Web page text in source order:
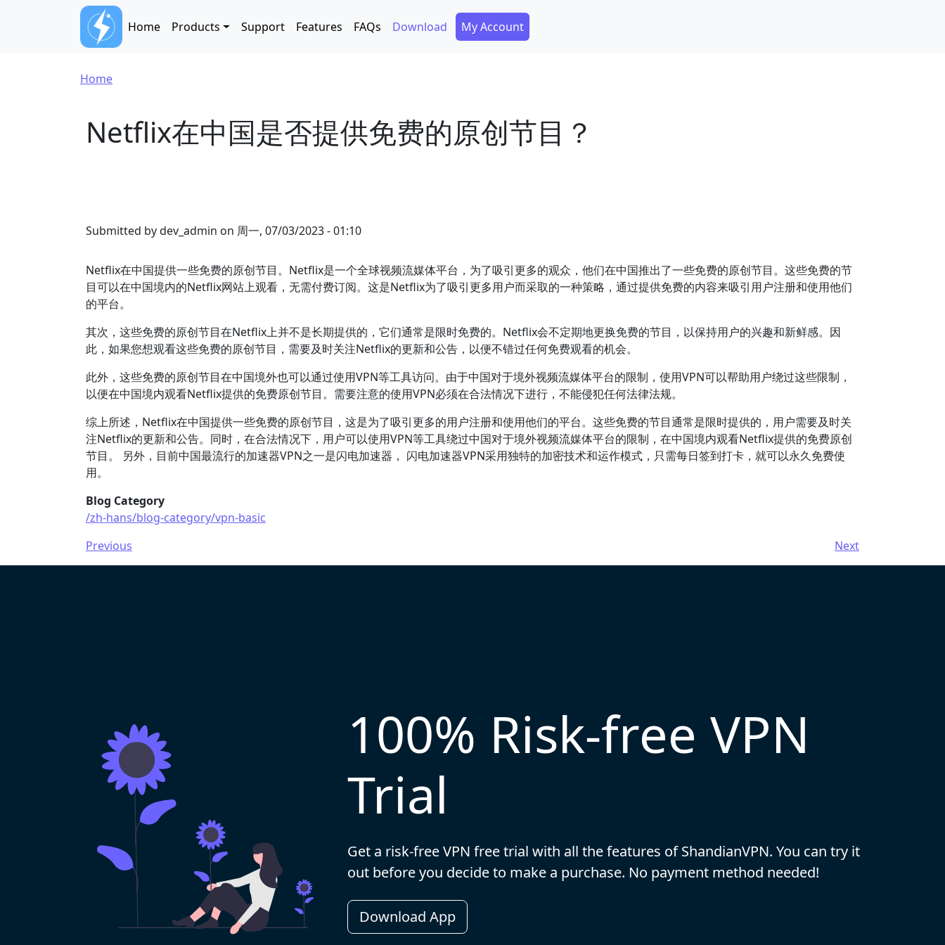
Skip to main content
Main navigation
Home Products Support Features FAQs Download Secondary Menu
My Account
Breadcrumb
Home
Netflix在中国是否提供免费的原创节目？
Submitted bydev_admin on 周一, 07/03/2023 - 01:10
Netflix在中国提供一些免费的原创节目。Netflix是一个全球视频流媒体平台，为了吸引更多的观众，他们在中国推出了一些免费的原创节目。这些免费的节
目可以在中国境内的Netflix网站上观看，无需付费订阅。这是Netflix为了吸引更多用户而采取的一种策略，通过提供免费的内容来吸引用户注册和使用他们
的平台。
其次，这些免费的原创节目在Netflix上并不是长期提供的，它们通常是限时免费的。Netflix会不定期地更换免费的节目，以保持用户的兴趣和新鲜感。因
此，如果您想观看这些免费的原创节目，需要及时关注Netflix的更新和公告，以便不错过任何免费观看的机会。
此外，这些免费的原创节目在中国境外也可以通过使用VPN等工具访问。由于中国对于境外视频流媒体平台的限制，使用VPN可以帮助用户绕过这些限制，
以便在中国境内观看Netflix提供的免费原创节目。需要注意的使用VPN必须在合法情况下进行，不能侵犯任何法律法规。
综上所述，Netflix在中国提供一些免费的原创节目，这是为了吸引更多的用户注册和使用他们的平台。这些免费的节目通常是限时提供的，用户需要及时关
注Netflix的更新和公告。同时，在合法情况下，用户可以使用VPN等工具绕过中国对于境外视频流媒体平台的限制，在中国境内观看Netflix提供的免费原创
节目。 另外，目前中国最流行的加速器VPN之一是闪电加速器， 闪电加速器VPN采用独特的加密技术和运作模式，只需每日签到打卡，就可以永久免费使
用。
Blog Category
/zh-hans/blog-category/vpn-basic
Previous
Next
100% Risk-free VPN
Trial
Get a risk-free VPN free trial with all the features of ShandianVPN. You can try it
out before you decide to make a purchase. No payment method needed!
Download App